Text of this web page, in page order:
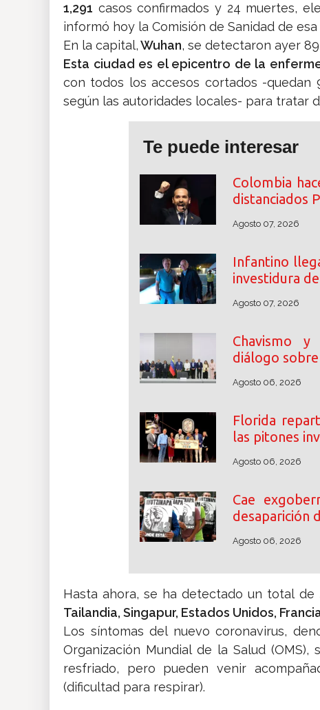
1,291 casos confirmados y 24 muertes,
informó hoy la Comisión de Sanidad de esa
En la capital,Wuhan, se detectaron ayer
Esta ciudad es el epicentro de la
con todos los accesos cortados -
según las autoridades locales- para tratar
Te puede interesar
Colombia
distanciados
Agosto 07, 2026
Infantino
investidura
Agosto 07, 2026
Chavismo y
diálogo
Agosto 06, 2026
Florida
las pitones
Agosto 06, 2026
Cae
desaparición
Agosto 06, 2026
Hasta ahora, se ha detectado un total
Tailandia, Singapur, Estados Unidos,
Los síntomas del nuevo coronavirus,
Organización Mundial de la Salud
resfriado, pero pueden venir
(dificultad para respirar).